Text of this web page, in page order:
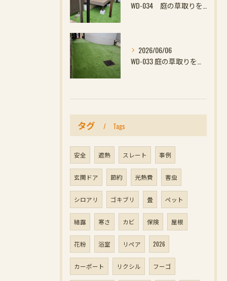
2026/06/06
タグ Tags
安全 遮熱 スレート 事例
玄関ドア 節約 光熱費 害虫
シロアリ ゴキブリ 畳 ペット
結露 寒さ カビ 保険 屋根
花粉 浴室 リペア 2026
カーポート リクシル フーゴ